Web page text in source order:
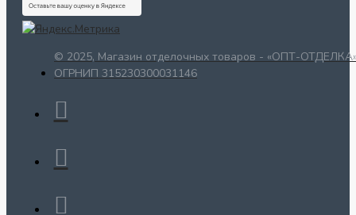
© 2025, Магазин отделочных товаров - «ОПТ-
ОГРНИП 315230300031146